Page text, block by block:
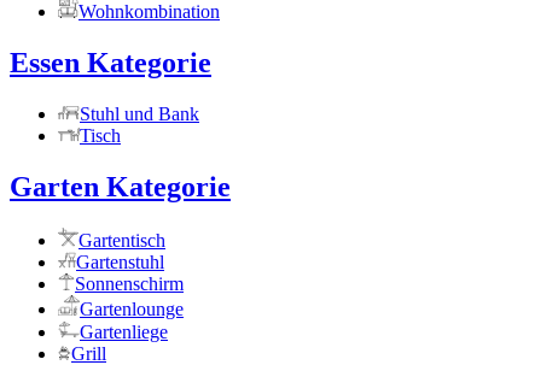
Wohnkombination
Essen Kategorie
Stuhl und Bank
Tisch
Garten Kategorie
Gartentisch
Gartenstuhl
Sonnenschirm
Gartenlounge
Gartenliege
Grill